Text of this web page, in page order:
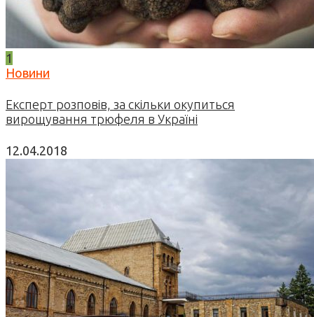
1
Новини
Експерт розповів, за скільки окупиться
вирощування трюфеля в Україні
12.04.2018